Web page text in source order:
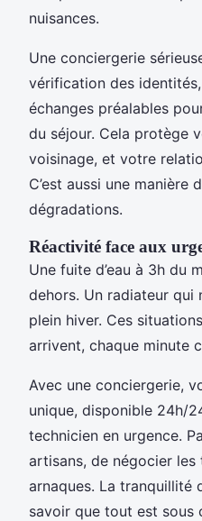
nuisances.
Une conciergerie
vérification des
échanges préalables
du séjour. Cela protège
voisinage, et votre
C’est aussi une manière
dégradations.
Réactivité face aux
Une fuite d’eau à 3h du
dehors. Un radiateur qui
plein hiver. Ces
arrivent, chaque minute
Avec une conciergerie,
unique, disponible 24h/
technicien en urgence.
artisans, de négocier
arnaques. La tranquillité
savoir que tout est sous